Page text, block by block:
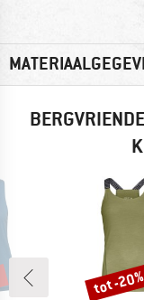
Korting
tot -